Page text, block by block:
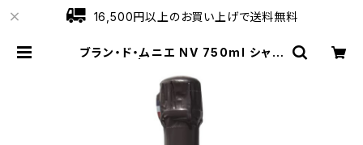
16,500円以上のお買い上げで送料無料
ブラン・ド・ムニエ NV 750ml シャヴ